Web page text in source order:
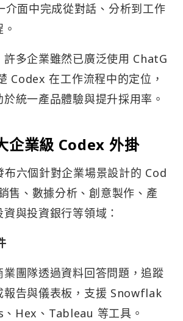
介面中完成從對話、分析到工作
許多企業雖然已廣泛使用 ChatG
Codex 在工作流程中的定位，
統一產品體驗與提升採用率。
企業級 Codex 外掛
六個針對企業場景設計的 Cod
售、數據分析、創意製作、產
與投資銀行等領域：
團隊透過資料回答問題，追蹤
報告與儀表板，支援 Snowflak
Hex、Tableau 等工具。